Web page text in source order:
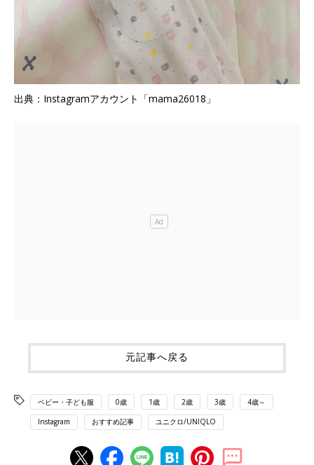
出典：Instagramアカウント「mama26018」
元記事へ戻る
ベビー・子ども服 0歳 1歳 2歳 3歳 4歳～
Instagram おすすめ記事 ユニクロ/UNIQLO